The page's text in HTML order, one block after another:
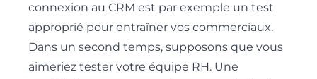
connexion au CRM est par exemple un test
approprié pour entraîner vos commerciaux.
Dans un second temps, supposons que vous
aimeriez tester votre équipe RH. Une